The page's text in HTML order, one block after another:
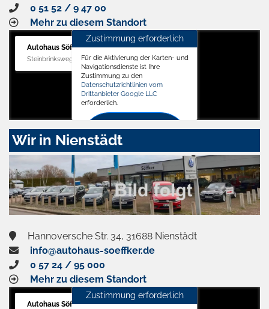
0 51 52 / 9 47 00
Mehr zu diesem Standort
Autohaus Söffker GmbH
Steinbrinksweg 12, 31840 Hessisch Oldendorf
Zustimmung erforderlich
Für die Aktivierung der Karten- und
Navigationsdienste ist Ihre
Zustimmung zu den
Datenschutzrichtlinien vom
Drittanbieter Google LLC
erforderlich.
Zustimmen
aktivieren
Wir in Nienstädt
Hannoversche Str. 34, 31688 Nienstädt
info@autohaus-soeffker.de
0 57 24 / 95 000
Mehr zu diesem Standort
Autohaus Söffker GmbH
Zustimmung erforderlich